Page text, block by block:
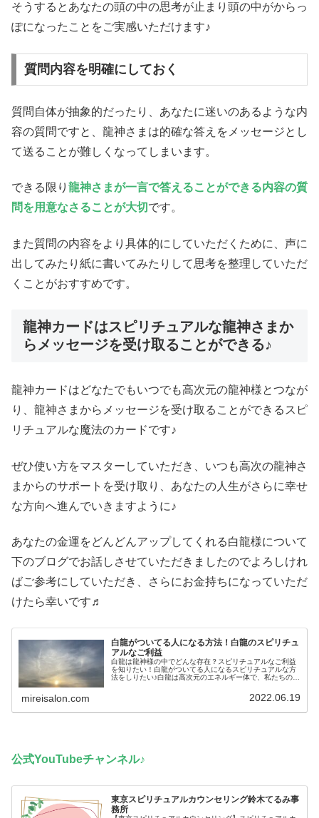
そうするとあなたの頭の中の思考が止まり頭の中がからっ
ぽになったことをご実感いただけます♪
質問内容を明確にしておく
質問自体が抽象的だったり、あなたに迷いのあるような内
容の質問ですと、龍神さまは的確な答えをメッセージとし
て送ることが難しくなってしまいます。
できる限り 龍神さまが一言で答えることができる内容の質
問を用意なさることが大切 です。
また質問の内容をより具体的にしていただくために、声に
出してみたり紙に書いてみたりして思考を整理していただ
くことがおすすめです。
龍神カードはスピリチュアルな龍神さまか
らメッセージを受け取ることができる♪
龍神カードはどなたでもいつでも高次元の龍神様とつなが
り、龍神さまからメッセージを受け取ることができるスピ
リチュアルな魔法のカードです♪
ぜひ使い方をマスターしていただき、いつも高次の龍神さ
まからのサポートを受け取り、あなたの人生がさらに幸せ
な方向へ進んでいきますように♪
あなたの金運をどんどんアップしてくれる白龍様について
下のブログでお話しさせていただきましたのでよろしけれ
ばご参考にしていただき、さらにお金持ちになっていただ
けたら幸いです♬
白龍がついてる人になる方法！白龍のスピリチュ
アルなご利益
白龍は龍神様の中でどんな存在？スピリチュアルなご利益
を知りたい！白龍がついてる人になるスピリチュアルな方
法をしりたい♪白龍は高次元のエネルギー体で、私たちの魂
mireisalon.com 2022.06.19
公式YouTubeチャンネル♪
東京スピリチュアルカウンセリング鈴木てるみ事
務所